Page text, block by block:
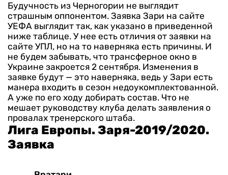
Будучность из Черногории не выглядит
страшным оппонентом. Заявка Зари на сайте
УЕФА выглядит так, как указано в приведенной
ниже таблице. У нее есть отличия от заявки на
сайте УПЛ, но на то наверняка есть причины. И
не будем забывать, что трансферное окно в
Украине закроется 2 сентября. Изменения в
заявке будут — это наверняка, ведь у Зари есть
манера входить в сезон недоукомплектованной.
А уже по его ходу добирать состав. Что не
мешает руководству клуба делать заявления о
провалах тренерского штаба.
Лига Европы. Заря-2019/2020.
Заявка